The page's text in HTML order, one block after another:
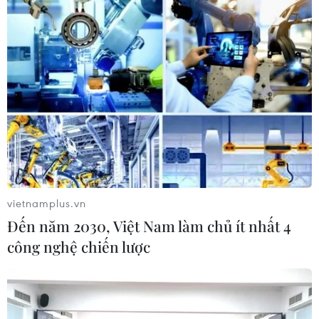
Sửa Luật Trưng mua, trưng dụng tài
sản giải quyết vướng mắc trên thực
tiễn
04/08/2026 13:10
Đề xuất 5 nhóm chính sách sửa đổi
Luật Trưng mua, trưng dụng tài sản
UBS bị phạt 125 triệu USD vì vi phạm
04/08/2026 04:58
vietnamplus.vn
Đến năm 2030, Việt Nam làm chủ ít nhất 4
công nghệ chiến lược